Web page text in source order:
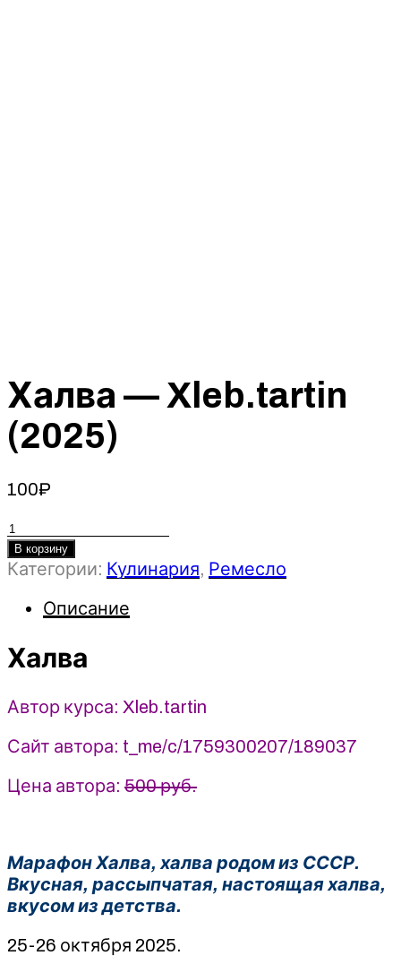
Халва — Xleb.tartin
(2025)
100₽
Количество
товара
Халва
Xleb.tartin
В корзину
Категории: Кулинария, Ремесло
Описание
Халва
Автор курса: Xleb.tartin
Сайт автора: t_me/c/1759300207/189037
Цена автора: 500 руб.
Марафон Халва, халва родом из СССР.
Вкусная, рассыпчатая, настоящая халва,
вкусом из детства.
25-26 октября 2025.